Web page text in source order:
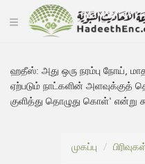
ஹதீஸ்:அது ஒரு நரம்பு நோய்,
ஏற்படும் நாட்களின் அளவுக்குத்
குளித்து தொழுது கொள்' என்று
முகப்பு